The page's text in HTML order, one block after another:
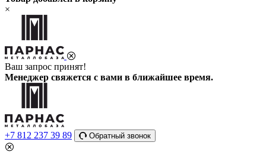
×
Ваш запрос принят!
Менеджер свяжется с вами в ближайшее время.
+7 812 237 39 89 Обратный звонок